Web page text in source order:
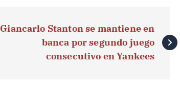
Giancarlo Stanton se mantiene en
banca por segundo juego
consecutivo en Yankees